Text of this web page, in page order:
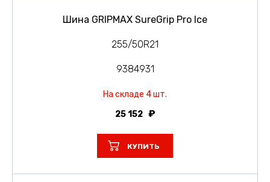
Шина GRIPMAX SureGrip Pro Ice
255/50R21
9384931
На складе 4 шт.
25 152
КУПИТЬ